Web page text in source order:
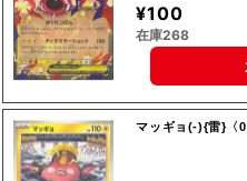
¥100
在庫268
マッギョ(-){雷}〈